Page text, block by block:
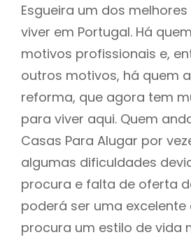
Esgueira um dos
viver em Portugal. Há
motivos profissionais e,
outros motivos, há quem
reforma, que agora tem
para viver aqui. Quem
Casas Para Alugar por
algumas dificuldades
procura e falta de oferta
poderá ser uma
procura um estilo de vida